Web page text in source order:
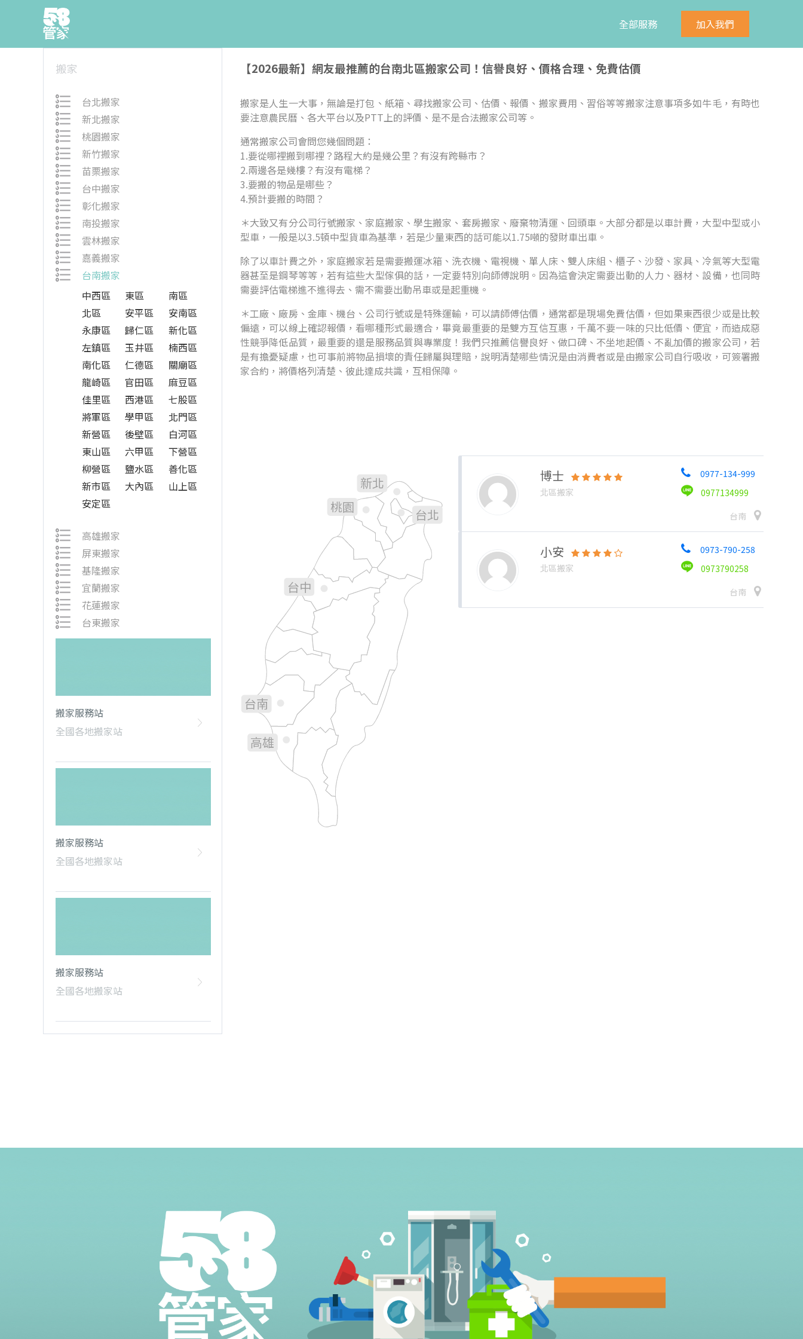
全部服務 加入我們
搬家
台北搬家
新北搬家
桃園搬家
新竹搬家
苗栗搬家
台中搬家
彰化搬家
南投搬家
雲林搬家
嘉義搬家
台南搬家
中西區
東區
南區
北區
安平區
安南區
永康區
歸仁區
新化區
左鎮區
玉井區
楠西區
南化區
仁德區
關廟區
龍崎區
官田區
麻豆區
佳里區
西港區
七股區
將軍區
學甲區
北門區
新營區
後壁區
白河區
東山區
六甲區
下營區
柳營區
鹽水區
善化區
新市區
大內區
山上區
安定區
高雄搬家
屏東搬家
基隆搬家
宜蘭搬家
花蓮搬家
台東搬家
搬家服務站
全國各地搬家站
搬家服務站
全國各地搬家站
搬家服務站
全國各地搬家站
【2026最新】網友最推薦的台南北區搬家公司！信譽良好、價格合理、免費估價
搬家是人生一大事，無論是打包、紙箱、尋找搬家公司、估價、報價、搬家費用、習俗等等搬家注意事項多如牛毛，有時也
要注意農民曆、各大平台以及PTT上的評價、是不是合法搬家公司等。
通常搬家公司會問您幾個問題：
1.要從哪裡搬到哪裡？路程大約是幾公里？有沒有跨縣市？
2.兩邊各是幾樓？有沒有電梯？
3.要搬的物品是哪些？
4.預計要搬的時間？
＊大致又有分公司行號搬家、家庭搬家、學生搬家、套房搬家、廢棄物清運、回頭車。大部分都是以車計費，大型中型或小
型車，一般是以3.5頓中型貨車為基準，若是少量東西的話可能以1.75噸的發財車出車。
除了以車計費之外，家庭搬家若是需要搬運冰箱、洗衣機、電視機、單人床、雙人床組、櫃子、沙發、家具、冷氣等大型電
器甚至是鋼琴等等，若有這些大型傢俱的話，一定要特別向師傅說明。因為這會決定需要出動的人力、器材、設備，也同時
需要評估電梯進不進得去、需不需要出動吊車或是起重機。
＊工廠、廠房、金庫、機台、公司行號或是特殊運輸，可以請師傅估價，通常都是現場免費估價，但如果東西很少或是比較
偏遠，可以線上確認報價，看哪種形式最適合，畢竟最重要的是雙方互信互惠，千萬不要一味的只比低價、便宜，而造成惡
性競爭降低品質，最重要的還是服務品質與專業度！我們只推薦信譽良好、做口碑、不坐地起價、不亂加價的搬家公司，若
是有擔憂疑慮，也可事前將物品損壞的責任歸屬與理賠，說明清楚哪些情況是由消費者或是由搬家公司自行吸收，可簽署搬
家合約，將價格列清楚、彼此達成共識，互相保障。
台北
新北
桃園
台中
台南
高雄
苗栗
彰化
雲林
嘉義
屏東
花蓮
宜蘭
台東
博士
北區搬家
0977-134-999
0977134999
台南
小安
北區搬家
0973-790-258
0973790258
台南